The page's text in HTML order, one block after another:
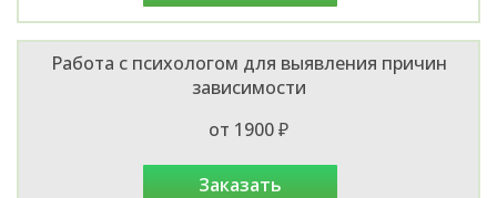
Работа с психологом для выявления причин
зависимости
от 1900 ₽
заказать